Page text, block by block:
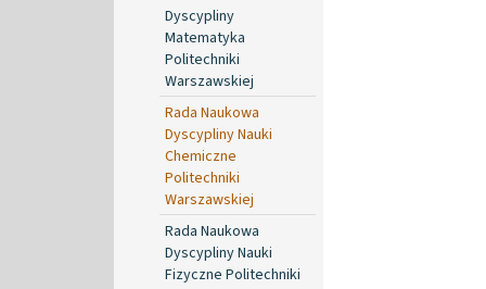
Dyscypliny
Matematyka
Politechniki
Warszawskiej
Rada Naukowa
Dyscypliny Nauki
Chemiczne
Politechniki
Warszawskiej
Rada Naukowa
Dyscypliny Nauki
Fizyczne Politechniki